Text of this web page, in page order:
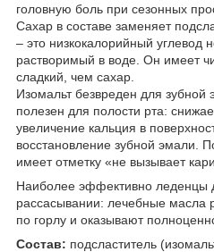
головную боль при сезонных
Сахар в составе заменяет
– это низкокалорийный углевод
растворимый в воде. Он имеет
сладкий, чем сахар.
Изомальт безвреден для
полезен для полости рта:
увеличение кальция в
восстановление зубной эмали.
имеет отметку «не вызывает
Наиболее эффективно леденцы
рассасывании: лечебные масла
по горлу и оказывают
Состав: подсластитель